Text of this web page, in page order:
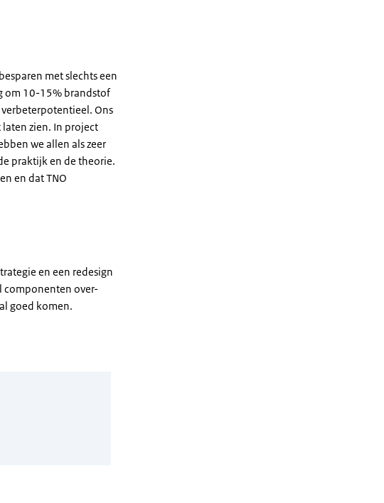
met slechts een
om 10-15% brandstof
verbeterpotentieel. Ons
laten zien. In project
we allen als zeer
praktijk en de theorie.
en dat TNO
en een redesign
componenten over-
goed komen.